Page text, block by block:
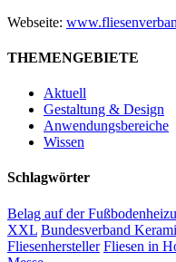
Webseite:
THEMENGEBIETE
Aktuell
Gestaltung & Design
Anwendungsbereiche
Wissen
Schlagwörter
Belag auf der
XXL Bundesverband
Fliesenhersteller Fliesen in